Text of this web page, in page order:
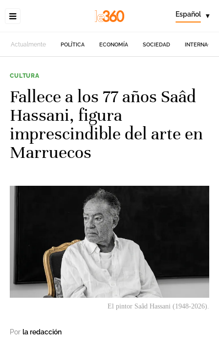
Español ▾
Actualmente POLÍTICA ECONOMÍA SOCIEDAD
CULTURA
Fallece a los 77 años Saâd
Hassani, figura
imprescindible del arte en
Marruecos
El pintor Saâd Hassani (1948-2026).
Por la redacción